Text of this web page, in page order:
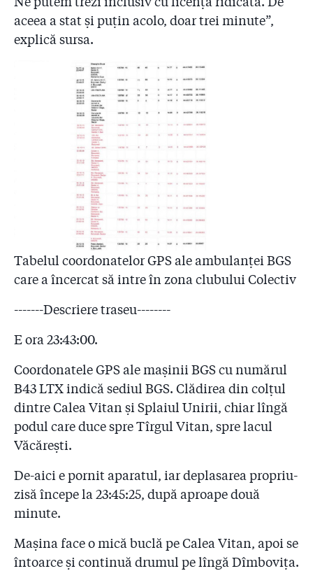
aceea a stat și puțin acolo, doar trei minute”,
explică sursa.
Tabelul coordonatelor GPS ale ambulanței BGS
care a încercat să intre în zona clubului Colectiv
-------Descriere traseu--------
E ora 23:43:00.
Coordonatele GPS ale mașinii BGS cu numărul
B43 LTX indică sediul BGS. Clădirea din colţul
dintre Calea Vitan şi Splaiul Unirii, chiar lîngă
podul care duce spre Tîrgul Vitan, spre lacul
Văcăreşti.
De-aici e pornit aparatul, iar deplasarea propriu-
zisă începe la 23:45:25, după aproape două
minute.
Maşina face o mică buclă pe Calea Vitan, apoi se
întoarce şi continuă drumul pe lîngă Dîmboviţa.